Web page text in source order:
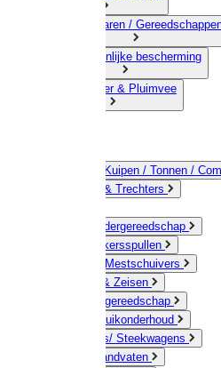
10) IJzerwaren /
11) Persoonlijke bescherming
12) Kleindier & Pluimvee
Emmers / Kuipen / Tonnen /
Jerrycans & Trechters
Hand-/ Kindergereedschap
Stratenmakersspullen
Sneeuw- / Mestschuivers
Baggeren & Zeisen
Elektrisch gereedschap
Boom / Struikonderhoud
Kruiwagens/ Steekwagens
Stelen / Handvaten